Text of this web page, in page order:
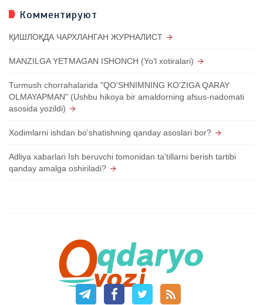
Комментируют
ҚИШЛОҚДА ЧАРХЛАНГАН ЖУРНАЛИСТ
MANZILGA YETMAGAN ISHONCH (Yo'l xotiralari)
Turmush chorrahalarida "QO'SHNIMNING KO'ZIGA QARAY
OLMAYAPMAN" (Ushbu hikoya bir amaldorning afsus-nadomati
asosida yozildi)
Xodimlarni ishdan bo'shatishning qanday asoslari bor?
Adliya xabarlari Ish beruvchi tomonidan ta'tillarni berish tartibi
qanday amalga oshiriladi?